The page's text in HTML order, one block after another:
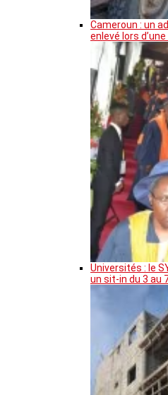
Cameroun : un
enlevé lors
Universités : le
un sit-in du 3 au